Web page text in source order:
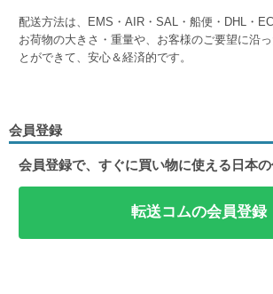
配送方法は、EMS・AIR・SAL・船便・DHL・
お荷物の大きさ・重量や、お客様のご要望に沿
とができて、安心＆経済的です。
会員登録
会員登録で、すぐに買い物に使える日本
転送コムの会員登録